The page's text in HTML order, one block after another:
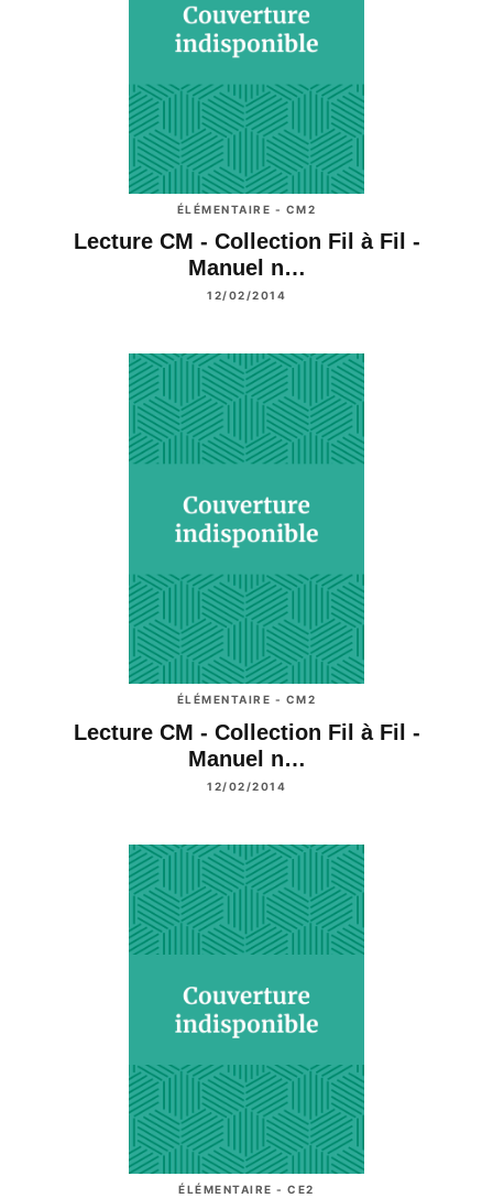
ÉLÉMENTAIRE - CM2
Lecture CM - Collection Fil à Fil -
Manuel n…
12/02/2014
ÉLÉMENTAIRE - CM2
Lecture CM - Collection Fil à Fil -
Manuel n…
12/02/2014
ÉLÉMENTAIRE - CE2